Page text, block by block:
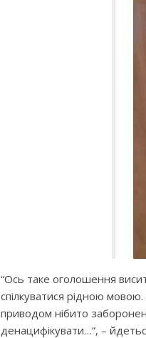
“Ось таке оголошення
спілкуватися рідною
приводом нібито
денацифікувати…”, –